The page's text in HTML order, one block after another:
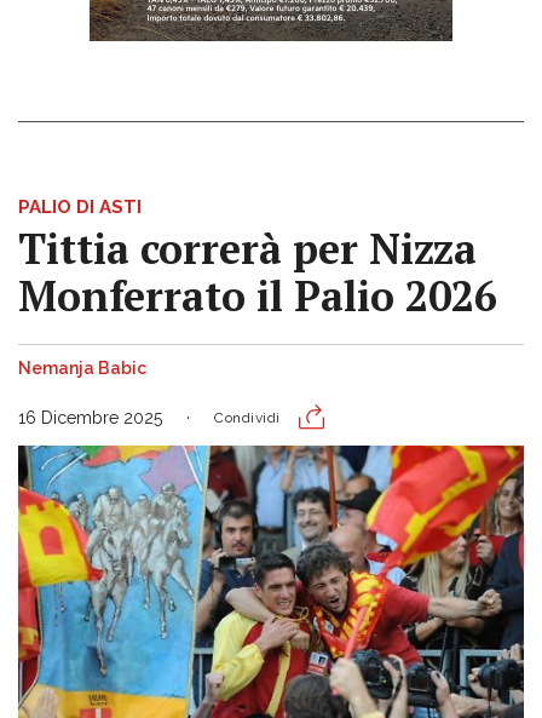
PALIO DI ASTI
Tittia correrà per Nizza
Monferrato il Palio 2026
Nemanja Babic
16 Dicembre 2025 Condividi